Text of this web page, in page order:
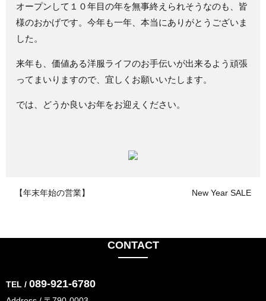
オープンして１０年目の年を無事終えられそうなのも、皆
様のおかげです。今年も一年、本当にありがとうございま
した。
来年も、価値ある洋服ライフのお手伝いが出来るよう頑張
ってまいりますので、宜しくお願いいたします。
では、どうか良いお年をお迎えください。
【年末年始の営業】 New Year SALE
CONTACT
TEL / 089-921-6780